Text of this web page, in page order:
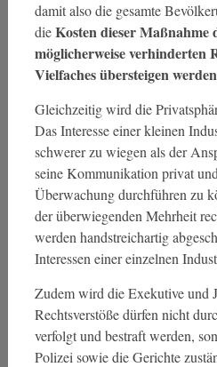
damit also die gesamte
dieKosten dieser Maßnahme
möglicherweise verhinderten
Vielfaches übersteigen
Gleichzeitig wird die
Das Interesse einer kleinen
schwerer zu wiegen als der
seine Kommunikation privat
Überwachung durchführen zu
der überwiegenden Mehrheit
werden handstreichartig
Interessen einer einzelnen
Zudem wird die Exekutive und
Rechtsverstöße dürfen nicht
verfolgt und bestraft werden,
Polizei sowie die Gerichte